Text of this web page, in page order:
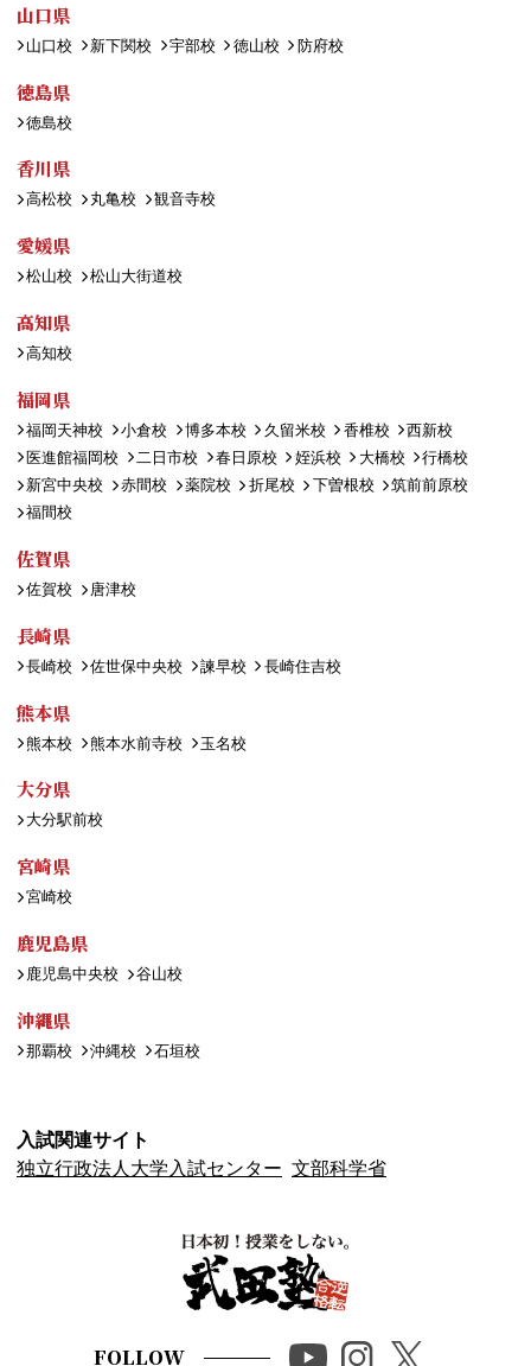
山口県
山口校 新下関校 宇部校 徳山校 防府校
徳島県
徳島校
香川県
高松校 丸亀校 観音寺校
愛媛県
松山校 松山大街道校
高知県
高知校
福岡県
福岡天神校 小倉校 博多本校 久留米校 香椎校
西新校
医進館福岡校
二日市校 春日原校 姪浜校 大橋校
行橋校
新宮中央校
赤間校 薬院校 折尾校 下曽根校
筑前前原校
福間校
佐賀県
佐賀校 唐津校
長崎県
長崎校 佐世保中央校 諫早校 長崎住吉校
熊本県
熊本校 熊本水前寺校 玉名校
大分県
大分駅前校
宮崎県
宮崎校
鹿児島県
鹿児島中央校 谷山校
沖縄県
那覇校 沖縄校 石垣校
入試関連サイト
独立行政法人大学入試センター 文部科学省
FOLLOW